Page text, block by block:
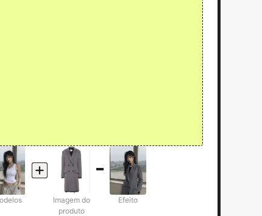
Imagem do
produto
Efeito